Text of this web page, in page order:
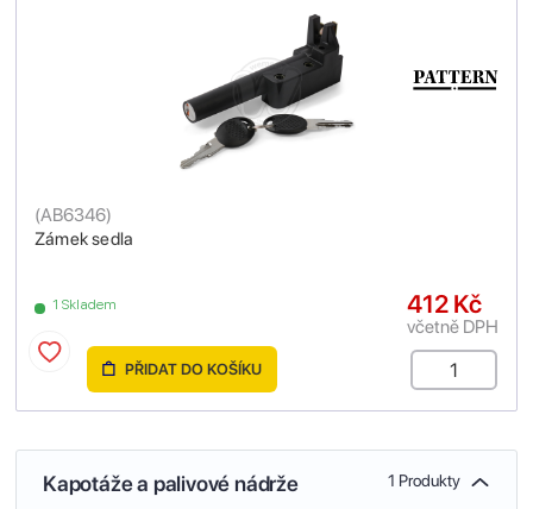
Zámek sedla
(AB6346)
1 Skladem 412 Kč
včetně DPH
PŘIDAT DO KOŠÍKU
Kapotáže a palivové nádrže 1 Produkty